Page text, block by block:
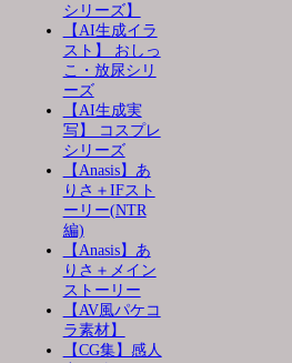
シリーズ】
【AI生成イラ
スト】 おしっ
こ・放尿シリ
ーズ
【AI生成実
写】 コスプレ
シリーズ
【Anasis】あ
りさ＋IFスト
ーリー(NTR
編)
【Anasis】あ
りさ＋メイン
ストーリー
【AV風パケコ
ラ素材】
【CG集】感人